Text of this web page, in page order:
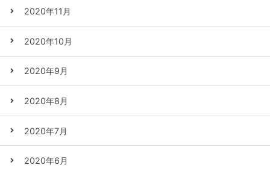
2020年11月
2020年10月
2020年9月
2020年8月
2020年7月
2020年6月